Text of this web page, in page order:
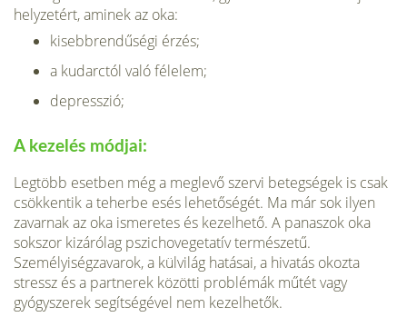
helyzetért, aminek az oka:
kisebbrendűségi érzés;
a kudarctól való félelem;
depresszió;
A kezelés módjai:
Legtöbb esetben még a meglevő szervi betegségek is csak
csökkentik a teherbe esés lehetőségét. Ma már sok ilyen
zavarnak az oka ismeretes és kezelhető. A panaszok oka
sokszor kizárólag pszichovegetatív természetű.
Személyiségzava­rok, a külvilág hatásai, a hivatás okozta
stressz és a partnerek közötti problémák műtét vagy
gyógyszerek segítségével nem kezelhetők.